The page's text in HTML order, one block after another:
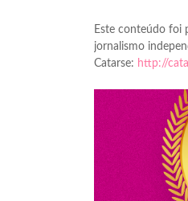
Este conteúdo foi
jornalismo
Catarse: http://